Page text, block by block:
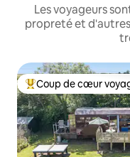
Les voyageurs
propreté et
Coup de cœur
Coup de cœur